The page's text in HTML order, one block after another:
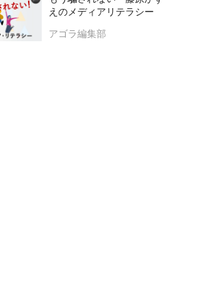
えのメディアリテラシー
アゴラ編集部